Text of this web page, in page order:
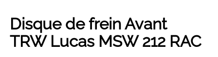
Disque de frein Avant
TRW Lucas MSW 212 RAC